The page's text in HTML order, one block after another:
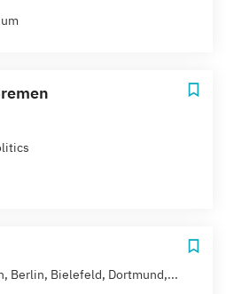
Berlin, Bielefeld, Dortmund,...